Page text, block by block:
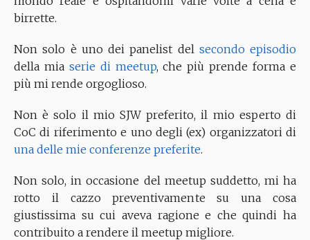
birrette.
Non solo è uno dei panelist del secondo episodio
della mia serie di meetup, che più prende forma e
più mi rende orgoglioso.
Non è solo il mio SJW preferito, il mio esperto di
CoC di riferimento e uno degli (ex) organizzatori di
una delle mie conferenze preferite.
Non solo, in occasione del meetup suddetto, mi ha
rotto il cazzo preventivamente su una cosa
giustissima su cui aveva ragione e che quindi ha
contribuito a rendere il meetup migliore.